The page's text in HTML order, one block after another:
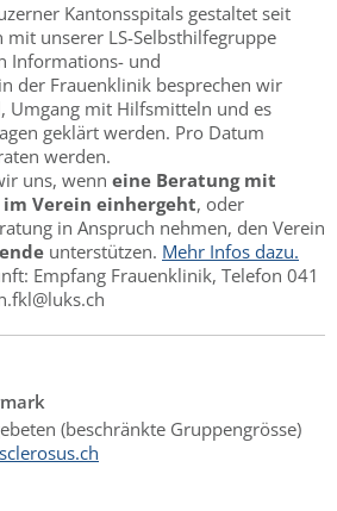
Kantonsspitals gestaltet seit
unserer LS-Selbsthilfegruppe
Informations- und
der Frauenklinik besprechen wir
Umgang mit Hilfsmitteln und es
geklärt werden. Pro Datum
werden.
uns, wenn eine Beratung mit
Verein einhergeht, oder
in Anspruch nehmen, den Verein
unterstützen. Mehr Infos dazu.
Empfang Frauenklinik, Telefon 041
(beschränkte Gruppengrösse)